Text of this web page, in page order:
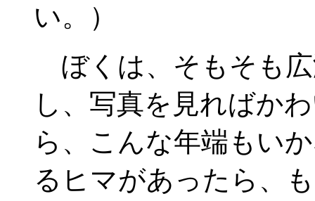
い。）
ぼくは、そもそも
し、写真を見ればか
ら、こんな年端もい
るヒマがあったら、